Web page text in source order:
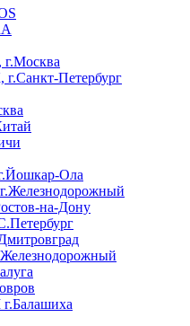
г.Москва
Петербург
Ола
на-Дону